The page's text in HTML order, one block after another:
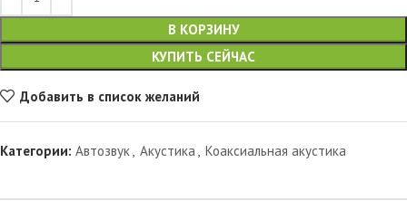
В КОРЗИНУ
КУПИТЬ СЕЙЧАС
Добавить в список желаний
Категории: Автозвук, Акустика , Коаксиальная акустика